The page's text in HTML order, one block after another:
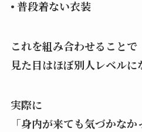
• 普段着ない衣装
これを組み合わせることで
見た目はほぼ別人レベルに
実際に
「身内が来ても気づかなか